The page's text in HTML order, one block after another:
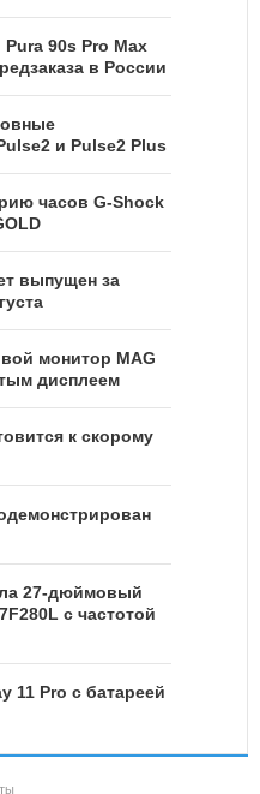
Pura 90s Pro Max
в России
и Pulse2 Plus
часов G-Shock
выпущен за
монитор MAG
дисплеем
к скорому
27-дюймовый
с частотой
11 Pro с батареей